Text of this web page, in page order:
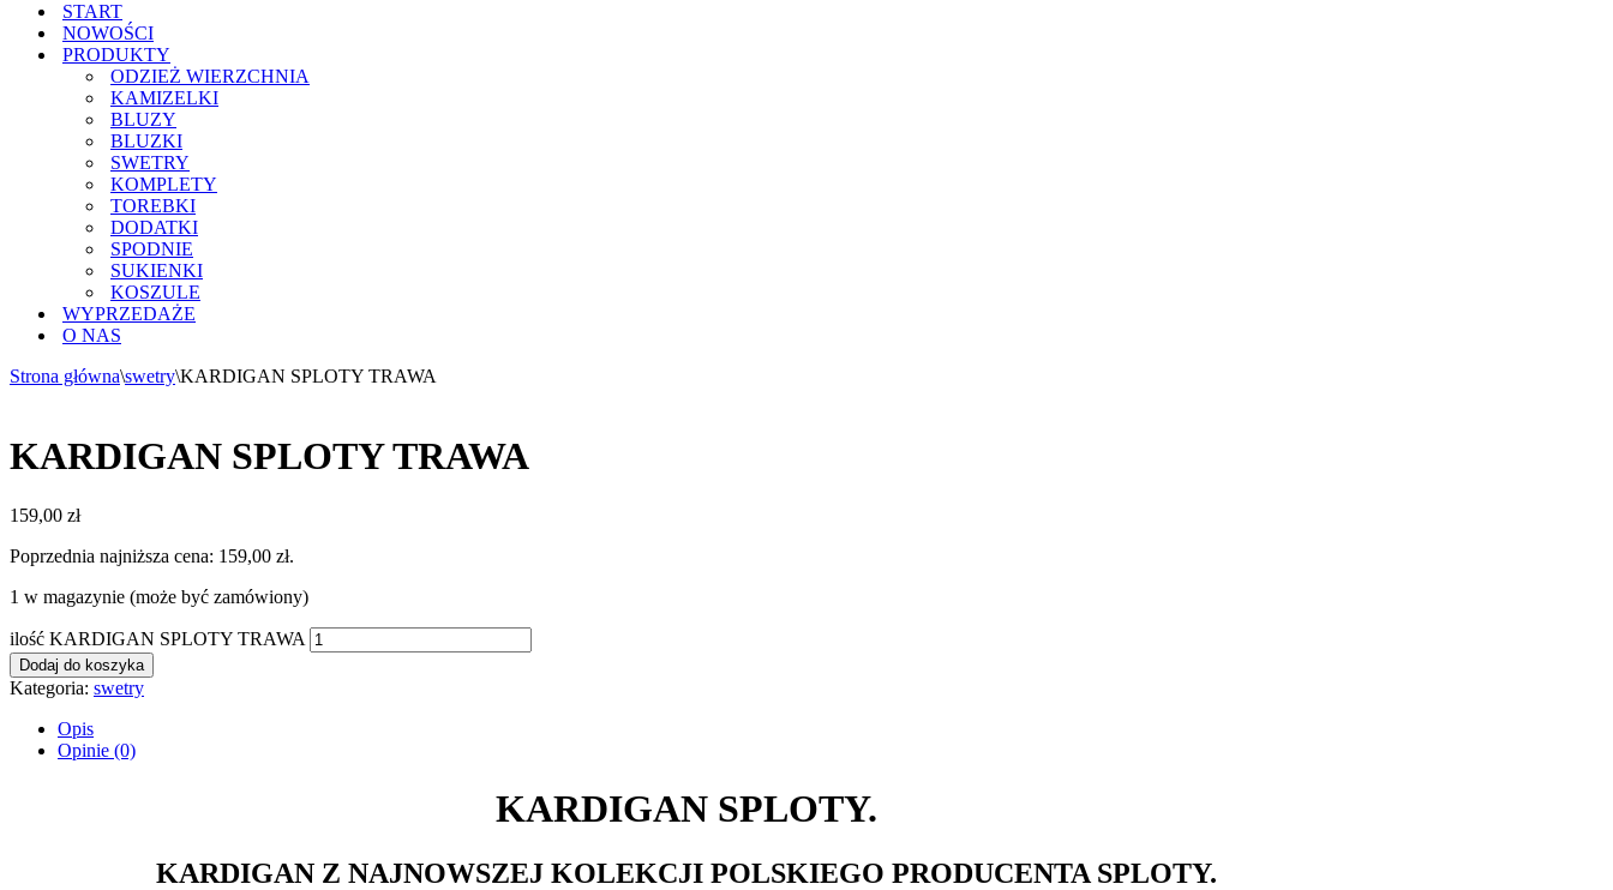
START
NOWOŚCI
PRODUKTY
ODZIEŻ WIERZCHNIA
KAMIZELKI
BLUZY
BLUZKI
SWETRY
KOMPLETY
TOREBKI
DODATKI
SPODNIE
SUKIENKI
KOSZULE
WYPRZEDAŻE
O NAS
Strona główna\swetry\KARDIGAN SPLOTY TRAWA
KARDIGAN SPLOTY TRAWA
159,00 zł
Poprzednia najniższa cena: 159,00 zł.
1 w magazynie (może być zamówiony)
ilość KARDIGAN SPLOTY TRAWA
Dodaj do koszyka
Kategoria: swetry
Opis
Opinie (0)
KARDIGAN SPLOTY.
KARDIGAN Z NAJNOWSZEJ KOLEKCJI POLSKIEGO PRODUCENTA SPLOTY.